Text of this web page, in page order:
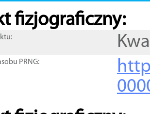
fizjograficzny:
PRNG: